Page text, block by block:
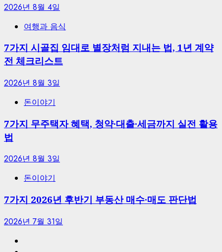
2026년 8월 4일
여행과 음식
7가지 시골집 임대로 별장처럼 지내는 법, 1년 계약
전 체크리스트
2026년 8월 3일
돈이야기
7가지 무주택자 혜택, 청약·대출·세금까지 실전 활용
법
2026년 8월 3일
돈이야기
7가지 2026년 후반기 부동산 매수·매도 판단법
2026년 7월 31일